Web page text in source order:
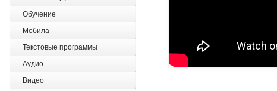
Обучение
Мобила
Текстовые программы
Аудио
Видео